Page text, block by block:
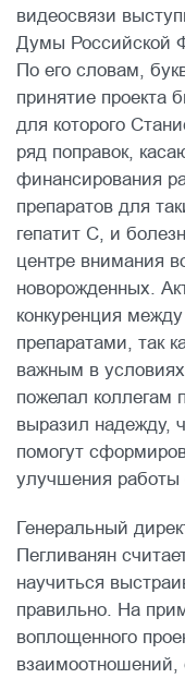
видеосвязи
Думы Российской
По его словам,
принятие проекта
для которого
ряд поправок,
финансирования
препаратов для
гепатит С, и
центре внимания
новорожденных.
конкуренция
препаратами, так
важным в
пожелал коллегам
выразил надежду,
помогут
улучшения работы
Генеральный
Пегливанян
научиться
правильно. На
воплощенного